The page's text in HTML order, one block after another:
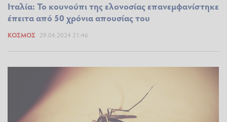
Ιταλία: Το κουνούπι της ελονοσίας επανεμφανίστηκε
έπειτα από 50 χρόνια απουσίας του
ΚΌΣΜΟΣ 29.04.2024 21:46